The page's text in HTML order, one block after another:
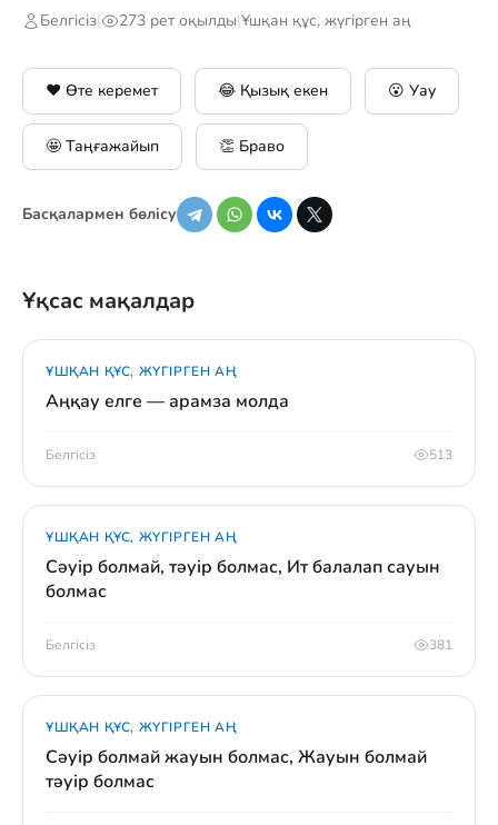
Белгісіз| 273 рет оқылды|Ұшқан құс, жүгірген аң
❤️ Өте керемет 😂 Қызық екен 😮 Уау
🤩 Таңғажайып 👏 Браво
Басқалармен бөлісу
Ұқсас мақалдар
ҰШҚАН ҚҰС, ЖҮГІРГЕН АҢ
Аңқау елге — арамза молда
Белгісіз 513
ҰШҚАН ҚҰС, ЖҮГІРГЕН АҢ
Сәуір болмай, тәуір болмас, Ит балалап сауын
болмас
Белгісіз 381
ҰШҚАН ҚҰС, ЖҮГІРГЕН АҢ
Сәуір болмай жауын болмас, Жауын болмай
тәуір болмас